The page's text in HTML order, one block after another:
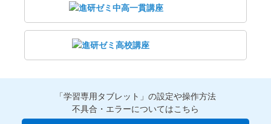
「学習専用タブレット」の設定や操作方法
不具合・エラーについてはこちら